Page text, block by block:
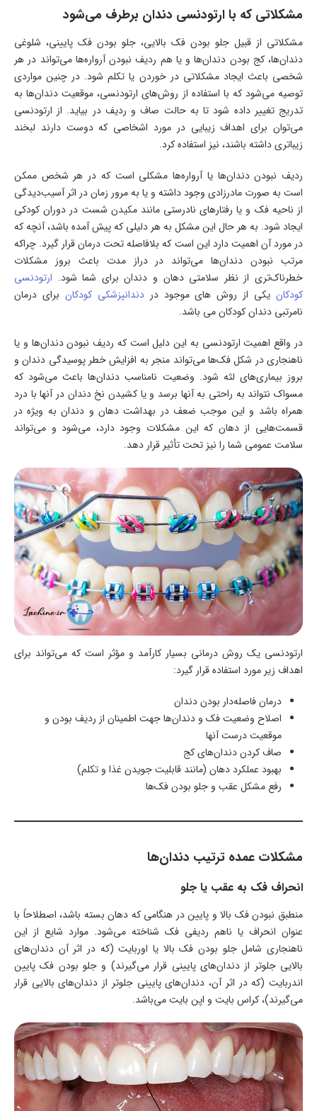
مشکلاتی که با ارتودنسی دندان برطرف می‌شود
مشکلاتی از قبیل جلو بودن فک بالایی، جلو بودن فک پایینی، شلوغی
دندان‌ها، کج بودن دندان‌ها و یا هم ردیف نبودن آرواره‌ها می‌تواند در هر
شخصی باعث ایجاد مشکلاتی در خوردن یا تکلم شود. در چنین مواردی
توصیه می‌شود که با استفاده از روش‌های ارتودنسی، موقعیت دندان‌ها به
تدریج تغییر داده شود تا به حالت صاف و ردیف در بیاید. از ارتودنسی
می‌‌توان برای اهداف زیبایی در مورد اشخاصی که دوست دارند لبخند
زیباتری داشته باشند، نیز استفاده کرد.
ردیف نبودن دندان‌ها یا آرواره‌ها مشکلی است که در هر شخص ممکن
است به صورت مادرزادی وجود داشته و یا به مرور زمان در اثر آسیب‌دیدگی
از ناحیه فک و یا رفتارهای نادرستی مانند مکیدن شست در دوران کودکی
ایجاد شود. به هر حال این مشکل به هر دلیلی که پیش آمده باشد، آنچه که
در مورد آن اهمیت دارد این است که بلافاصله تحت درمان قرار گیرد. چراکه
مرتب نبودن دندان‌ها می‌تواند در دراز مدت باعث بروز مشکلات
خطرناک‌تری از نظر سلامتی دهان و دندان برای شما شود. ارتودنسی
کودکانیکی از روش های موجود دردندانپزشکی کودکان برای درمان
نامرتبی دندان کودکان می باشد.
در واقع اهمیت ارتودنسی به این دلیل است که ردیف نبودن دندان‌ها و یا
ناهنجاری در شکل فک‌ها می‌تواند منجر به افزایش خطر پوسیدگی دندان و
بروز بیماری‌های لثه شود. وضعیت نامناسب دندان‌ها باعث می‌شود که
مسواک نتواند به راحتی به آنها برسد و یا کشیدن نخ دندان در آنها با درد
همراه باشد و این موجب ضعف در بهداشت دهان و دندان به ویژه در
قسمت‌هایی از دهان که این مشکلات وجود دارد، می‌شود و می‌تواند
سلامت عمومی شما را نیز تحت تأثیر قرار دهد.
ارتودنسی یک روش درمانی بسیار کارآمد و مؤثر است که می‌تواند برای
اهداف زیر مورد استفاده قرار گیرد:
درمان فاصله‌دار بودن دندان
اصلاح وضعیت فک و دندان‌ها جهت اطمینان از ردیف بودن و
موقعیت درست آنها
صاف کردن دندان‌های کج
بهبود عملکرد دهان (مانند قابليت جويدن غذا و تکلم)
رفع مشکل عقب و جلو بودن فک‌ها
مشکلات عمده ترتيب دندان‌ها
انحراف فک به عقب یا جلو
منطبق نبودن فک بالا و پایین در هنگامی که دهان بسته باشد، اصطلاحاً با
عنوان انحراف یا ناهم‌ ردیفی فک شناخته می‌شود. موارد شایع از این
ناهنجاری شامل جلو بودن فک بالا یا اوربایت (که در اثر آن دندان‌های
بالایی جلوتر از دندان‌های پایینی قرار می‌گیرند) و جلو بودن فک پایین
اندربایت (که در اثر آن، دندان‌های پایینی جلوتر از دندان‌های بالایی قرار
می‌گیرند)، کراس بایت و اپن بایت می‌باشد.